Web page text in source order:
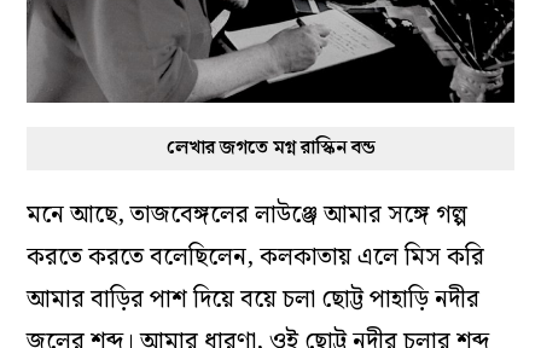
লেখার জগতে মগ্ন রাস্কিন বন্ড
মনে আছে, তাজবেঙ্গলের লাউঞ্জে আমার সঙ্গে গল্প
করতে করতে বলেছিলেন, কলকাতায় এলে মিস করি
আমার বাড়ির পাশ দিয়ে বয়ে চলা ছোট্ট পাহাড়ি নদীর